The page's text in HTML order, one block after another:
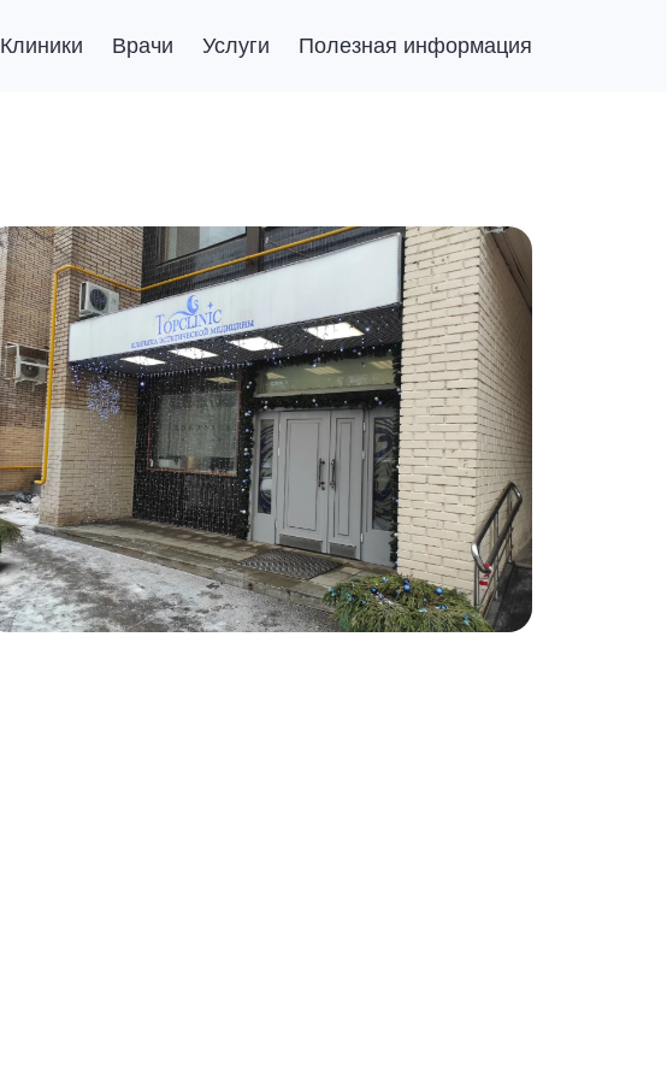
Клиники Врачи Услуги Полезная информация